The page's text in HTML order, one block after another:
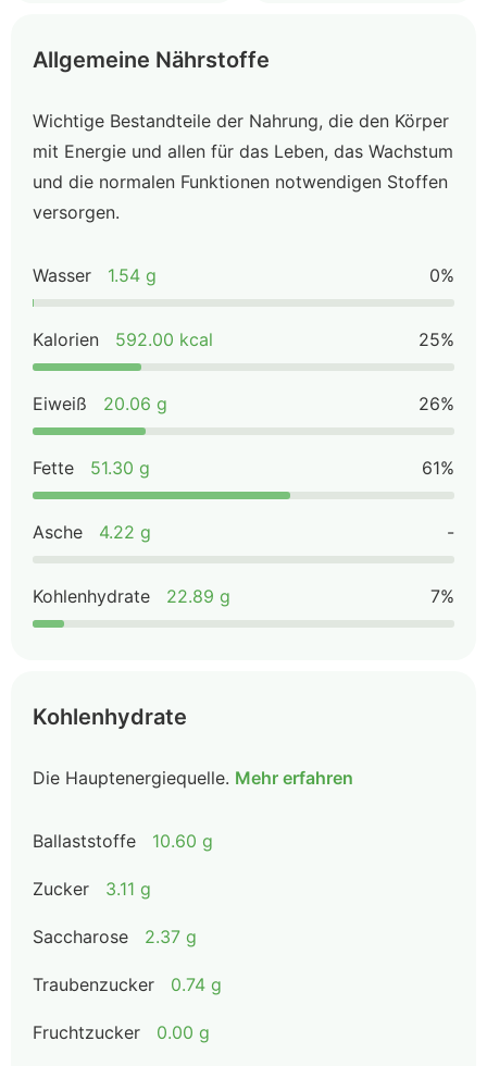
Allgemeine Nährstoffe
Wichtige Bestandteile der Nahrung, die den Körper
mit Energie und allen für das Leben, das Wachstum
und die normalen Funktionen notwendigen Stoffen
versorgen.
Wasser 1.54 g 0%
Kalorien 592.00 kcal 25%
Eiweiß 20.06 g 26%
Fette 51.30 g 61%
Asche 4.22 g -
Kohlenhydrate 22.89 g 7%
Kohlenhydrate
Die Hauptenergiequelle. Mehr erfahren
Ballaststoffe 10.60 g
Zucker 3.11 g
Saccharose 2.37 g
Traubenzucker 0.74 g
Fruchtzucker 0.00 g